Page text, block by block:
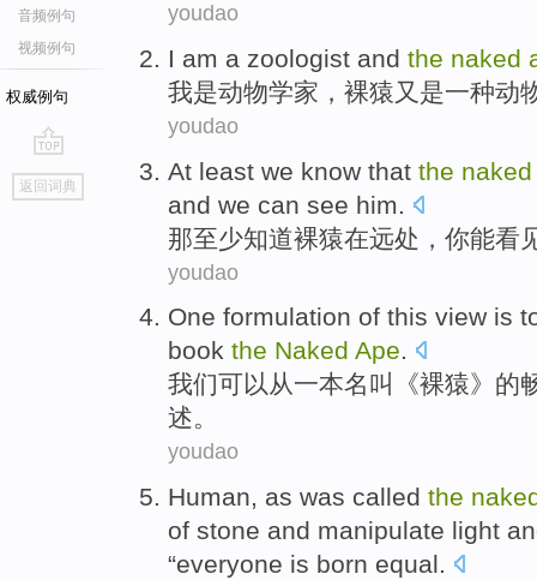
音频例句
视频例句
权威例句
go
top
返回词典
youdao
I am a zoologist and the naked
我是动物学家 ， 裸猿又是一种动
youdao
At least we know that the naked
and we can see him
那至少知道裸猿在远处， 你能看
youdao
One formulation of this view is
book the Naked Ape.
我们可以从一本名叫《裸猿》 的
述。
youdao
Human, as was called the
of stone and manipulate light
“everyone is born equal.